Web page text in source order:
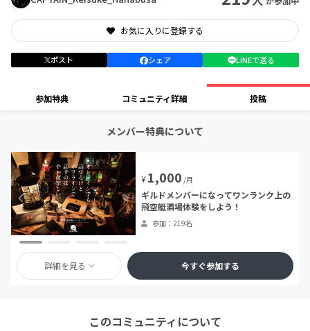
お気に入りに登録する
ポスト シェア LINEで送る
参加特典 コミュニティ詳細 投稿
メンバー特典について
¥1,000 /月
ギルドメンバーになってワンランク上の
飛空艇酒場体験をしよう！
参加：219名
詳細を見る 今すぐ参加する
このコミュニティについて